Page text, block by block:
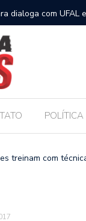
dialoga com UFAL
treinam com